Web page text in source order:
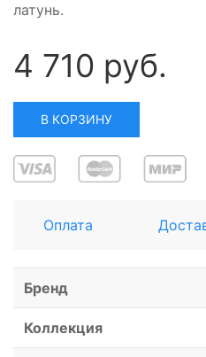
латунь.
4 710 руб.
В КОРЗИНУ
Оплата
Бренд
Коллекция